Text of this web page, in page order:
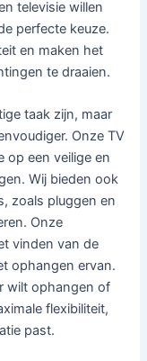
televisie willen
perfecte keuze.
en maken het
te draaien.
taak zijn, maar
Onze TV
op een veilige en
Wij bieden ook
zoals pluggen en
Onze
vinden van de
ophangen ervan.
wilt ophangen of
flexibiliteit,
past.